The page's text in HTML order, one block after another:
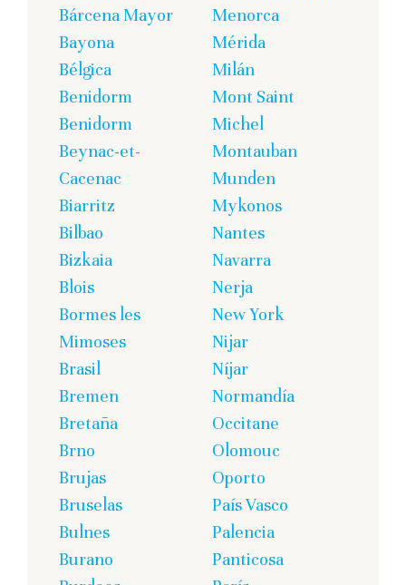
Bárcena Mayor
Bayona
Bélgica
Benidorm
Benidorm
Beynac-et-
Cacenac
Biarritz
Bilbao
Bizkaia
Blois
Bormes les
Mimoses
Brasil
Bremen
Bretaña
Brno
Brujas
Bruselas
Bulnes
Burano
Menorca
Mérida
Milán
Mont Saint
Michel
Montauban
Munden
Mykonos
Nantes
Navarra
Nerja
New York
Nijar
Níjar
Normandía
Occitane
Olomouc
Oporto
País Vasco
Palencia
Panticosa